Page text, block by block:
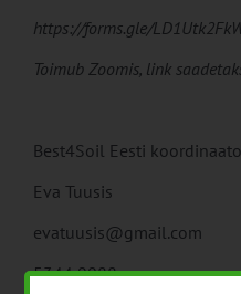
https://forms.gle/
Toimub Zoomis, link
Best4Soil Eesti
Eva Tuusis
evatuusis@gmail.com
5344 9088